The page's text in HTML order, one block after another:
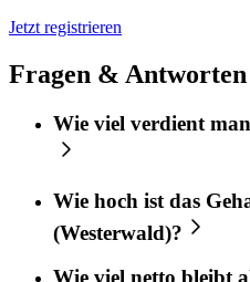
Jetzt registrieren
Fragen & Antworten
Wie viel verdient
Wie hoch ist das
(Westerwald)?
Wie viel netto bleibt